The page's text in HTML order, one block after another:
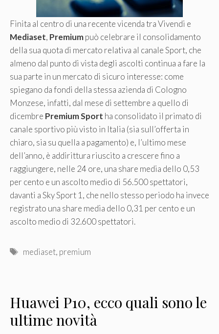
Finita al centro di una recente vicenda tra Vivendi e
Mediaset, Premiumpuò celebrare il consolidamento
della sua quota di mercato relativa al canale Sport, che
almeno dal punto di vista degli ascolti continua a fare la
sua parte in un mercato di sicuro interesse: come
spiegano da fondi della stessa azienda di Cologno
Monzese, infatti, dal mese di settembre a quello di
dicembre Premium Sport ha consolidato il primato di
canale sportivo più visto in Italia (sia sull’offerta in
chiaro, sia su quella a pagamento) e, l’ultimo mese
dell’anno, è addirittura riuscito a crescere fino a
raggiungere, nelle 24 ore, una share media dello 0,53
per cento e un ascolto medio di 56.500 spettatori,
davanti a Sky Sport 1, che nello stesso periodo ha invece
registrato una share media dello 0,31 per cento e un
ascolto medio di 32.600 spettatori.
Tag
mediaset, premium
Huawei P10, ecco quali sono le
ultime novità